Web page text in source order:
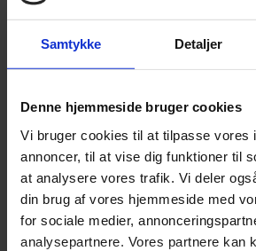
Samtykke Detaljer
Denne hjemmeside bruger cookies
Vi bruger cookies til at tilpasse vores
annoncer, til at vise dig funktioner til
at analysere vores trafik. Vi deler
din brug af vores hjemmeside med
for sociale medier,
analysepartnere. Vores partnere kan
eksamensterminen have
aflagt minimum 3
eksaminer.
årsprøve i dansk og elever
med matematik A skal til en
mundtlig årsprøve.
3g S26
Alle 3g elever skal have 10
medtællende prøver inklusiv